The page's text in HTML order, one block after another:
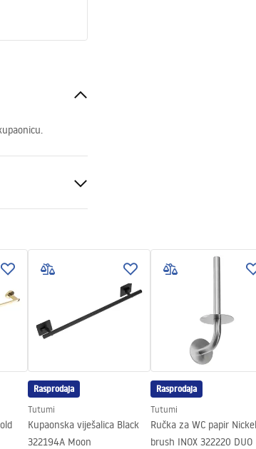
Rasprodaja
Tutumi
Kupaonska viješalica Black
322194A Moon
Rasprodaja
Tutumi
Ručka za WC papir Nickel
brush INOX 322220 DUO